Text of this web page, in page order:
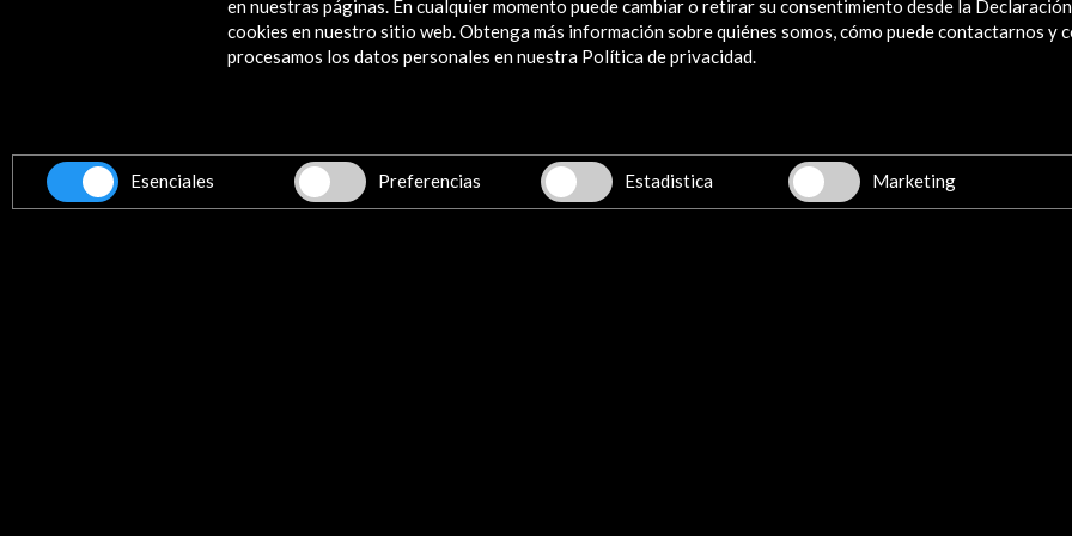
VER GALERÍA ANTERIOR VER GALERÍA SIGUIENTE
en nuestras páginas. En cualquier momento puede cambiar o retirar su consentimiento desde la
cookies en nuestro sitio web. Obtenga más información sobre quiénes somos, cómo puede contactarnos y
procesamos los datos personales en nuestra Política de privacidad.
Esenciales Preferencias Estadistica Marketing